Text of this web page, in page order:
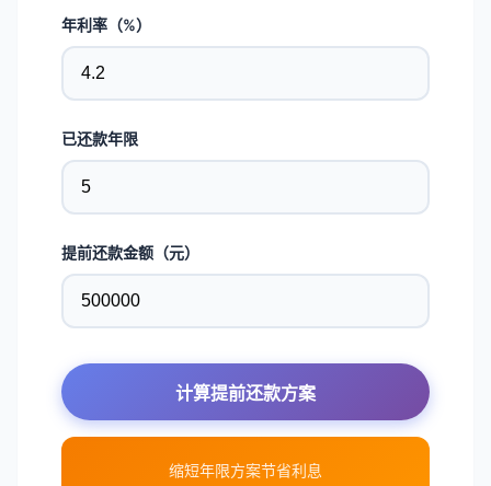
年利率（%）
已还款年限
提前还款金额（元）
计算提前还款方案
缩短年限方案节省利息